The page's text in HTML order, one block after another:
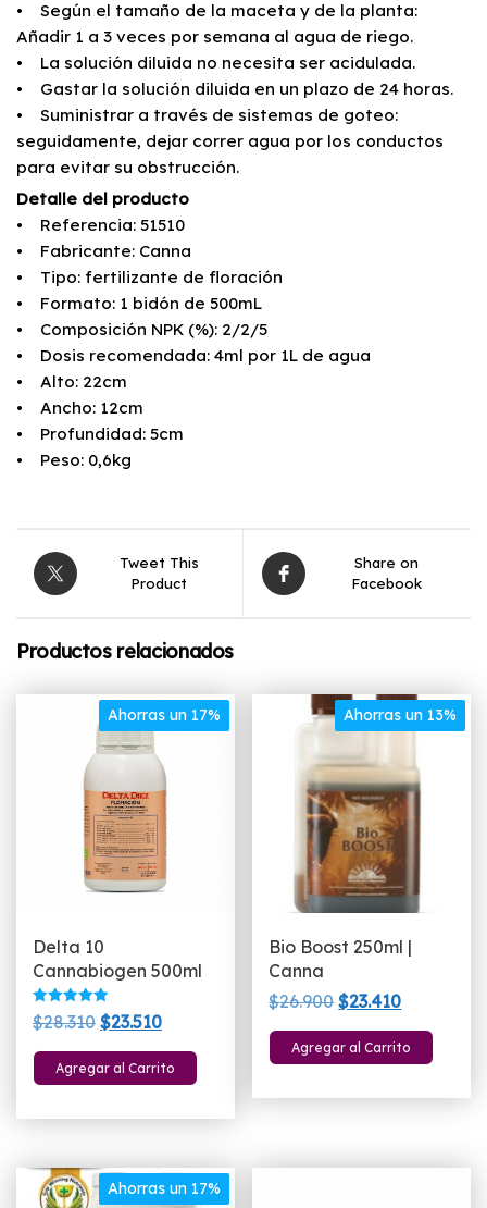
• Según el tamaño de la maceta y de la planta:
Añadir 1 a 3 veces por semana al agua de riego.
• La solución diluida no necesita ser acidulada.
• Gastar la solución diluida en un plazo de 24 horas.
• Suministrar a través de sistemas de goteo:
seguidamente, dejar correr agua por los conductos
para evitar su obstrucción.
Detalle del producto
• Referencia: 51510
• Fabricante: Canna
• Tipo: fertilizante de floración
• Formato: 1 bidón de 500mL
• Composición NPK (%): 2/2/5
• Dosis recomendada: 4ml por 1L de agua
• Alto: 22cm
• Ancho: 12cm
• Profundidad: 5cm
• Peso: 0,6kg
Tweet This
Product
Share on
Facebook
Productos relacionados
Ahorras un 17%
Delta 10
Cannabiogen 500ml
Valorado
con
de 5
$28.310 El
precio
original
$23.510El
precio
actual
Agregar al Carrito
Ahorras un 13%
Bio Boost 250ml |
Canna
$26.900El
precio
original
$23.410El
precio
actual
Agregar al Carrito
Ahorras un 17%